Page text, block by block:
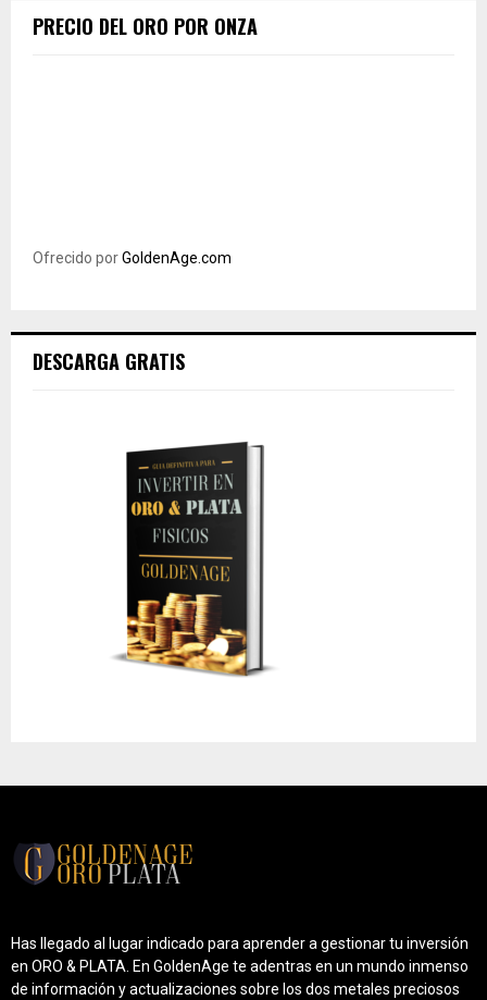
PRECIO DEL ORO POR ONZA
Ofrecido porGoldenAge.com
DESCARGA GRATIS
Has llegado al lugar indicado para aprender a gestionar tu inversión
en ORO & PLATA. En GoldenAge te adentras en un mundo inmenso
de información y actualizaciones sobre los dos metales preciosos